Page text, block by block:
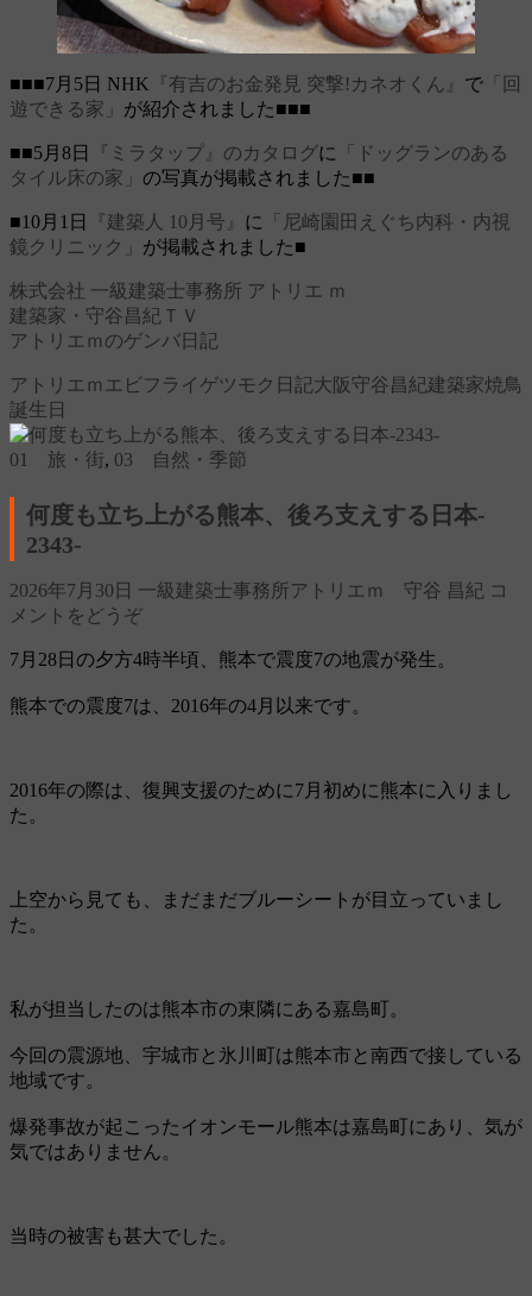
■■■7月5日 NHK 『有吉のお金発見 突撃!カネオくん』 で 「回
遊できる家」 が紹介されました■■■
■■5月8日 『ミラタップ』のカタログに
「ドッグランのある
タイル床の家」 の写真が掲載されました■■
■10月1日 『建築人 10月号』 に
「尼崎園田えぐち内科・内視
鏡クリニック」 が掲載されました■
株式会社 一級建築士事務所 アトリエ ｍ
建築家・守谷昌紀ＴＶ
アトリエｍのゲンバ日記
アトリエｍ エビフライ ゲツモク日記大阪守谷昌紀建築家焼鳥
誕生日
01 旅・街, 03 自然・季節
何度も立ち上がる熊本、後ろ支えする日本‐
2343‐
2026年7月30日 一級建築士事務所アトリエｍ 守谷 昌紀 コ
メントをどうぞ
7月28日の夕方4時半頃、熊本で震度7の地震が発生。
熊本での震度7は、2016年の4月以来です。
2016年の際は、復興支援のために7月初めに熊本に入りまし
た。
上空から見ても、まだまだブルーシートが目立っていまし
た。
私が担当したのは熊本市の東隣にある嘉島町。
今回の震源地、宇城市と氷川町は熊本市と南西で接している
地域です。
爆発事故が起こったイオンモール熊本は嘉島町にあり、気が
気ではありません。
当時の被害も甚大でした。